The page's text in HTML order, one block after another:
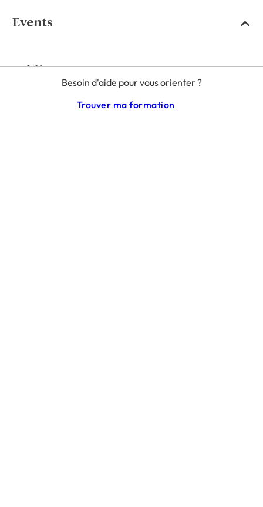
Besoin d'aide pour vous orienter ?
Trouver ma formation
Events
Média